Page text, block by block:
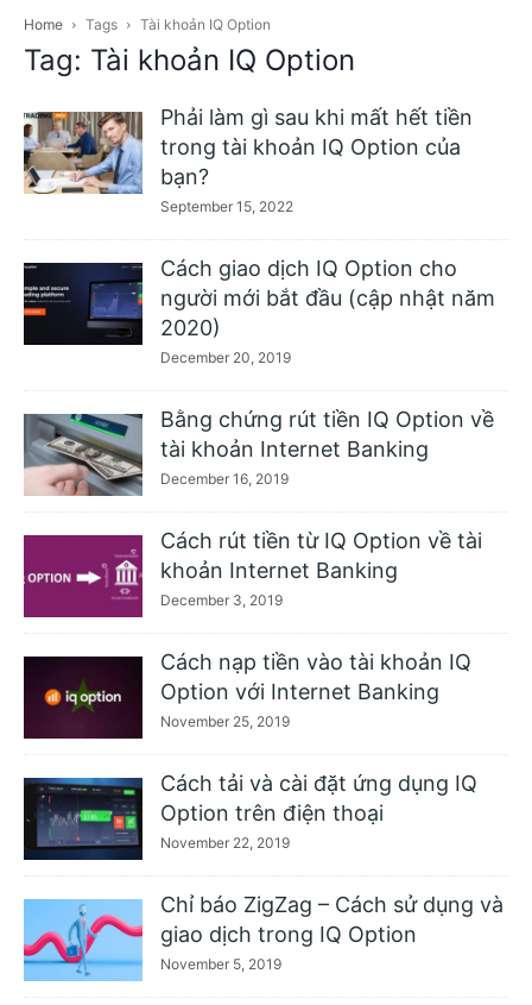
Home Tags Tài khoản IQ Option
Tag: Tài khoản IQ Option
Phải làm gì sau khi mất hết tiền
trong tài khoản IQ Option của
bạn?
September 15, 2022
Cách giao dịch IQ Option cho
người mới bắt đầu (cập nhật năm
2020)
December 20, 2019
Bằng chứng rút tiền IQ Option về
tài khoản Internet Banking
December 16, 2019
Cách rút tiền từ IQ Option về tài
khoản Internet Banking
December 3, 2019
Cách nạp tiền vào tài khoản IQ
Option với Internet Banking
November 25, 2019
Cách tải và cài đặt ứng dụng IQ
Option trên điện thoại
November 22, 2019
Chỉ báo ZigZag – Cách sử dụng và
giao dịch trong IQ Option
November 5, 2019